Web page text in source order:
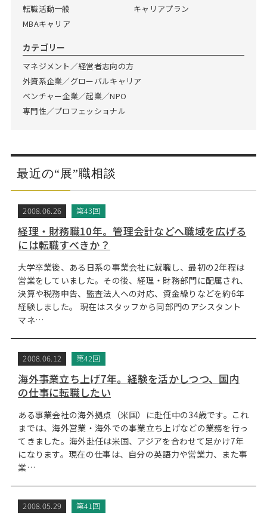
転職活動一般
キャリアプラン
MBAキャリア
カテゴリー
マネジメント／経営者志向の方
外資系企業／グローバルキャリア
ベンチャー企業／起業／NPO
専門性／プロフェッショナル
最近の“展”職相談
2008.06.26 第43回
経理・財務職10年。管理会計などへ職域を広げる
には転職すべきか？
大学卒業後、ある日系の事業会社に就職し、最初の2年程は
営業をしていました。その後、経理・財務部門に配属され、
決算や税務申告、監査法人への対応、資金繰りなどを約6年
経験しました。 現在はスタッフから同部門のアシスタント
マネ…
2008.06.12 第42回
海外事業立ち上げ7年。経験を活かしつつ、国内
の仕事に転職したい
ある事業会社の海外拠点（米国）に赴任中の34歳です。これ
までは、海外営業・海外での事業立ち上げなどの業務を行っ
てきました。海外赴任は米国、アジアを合わせて足かけ7年
になります。現在の仕事は、自分の英語力や営業力、また事
業…
2008.05.29 第41回